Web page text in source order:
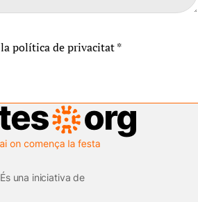
la política de privacitat*
És una iniciativa de